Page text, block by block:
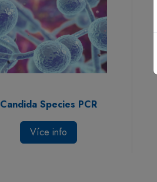
Candida Species PCR
Více info